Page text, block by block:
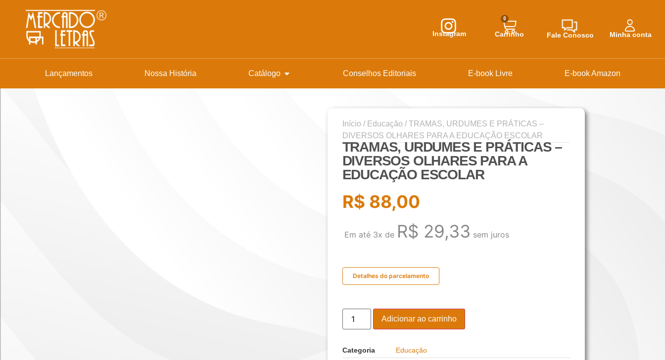
Instagram
0
Carrinho Fale Conosco Minha conta
Lançamentos Nossa História Catálogo Conselhos Editoriais E-book Livre E-book Amazon
Início / Educação / TRAMAS, URDUMES E PRÁTICAS –
DIVERSOS OLHARES PARA A EDUCAÇÃO ESCOLAR
TRAMAS, URDUMES E PRÁTICAS –
DIVERSOS OLHARES PARA A
EDUCAÇÃO ESCOLAR
R$ 88,00
Em até 3x de R$ 29,33 sem juros
Detalhes do parcelamento
Adicionar ao carrinho
Categoria
Educação